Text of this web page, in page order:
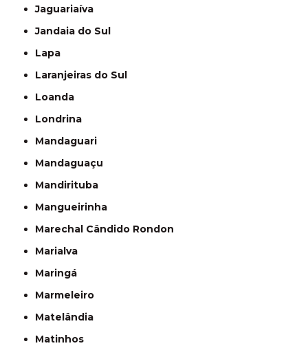
Jaguariaíva
Jandaia do Sul
Lapa
Laranjeiras do Sul
Loanda
Londrina
Mandaguari
Mandaguaçu
Mandirituba
Mangueirinha
Marechal Cândido Rondon
Marialva
Maringá
Marmeleiro
Matelândia
Matinhos